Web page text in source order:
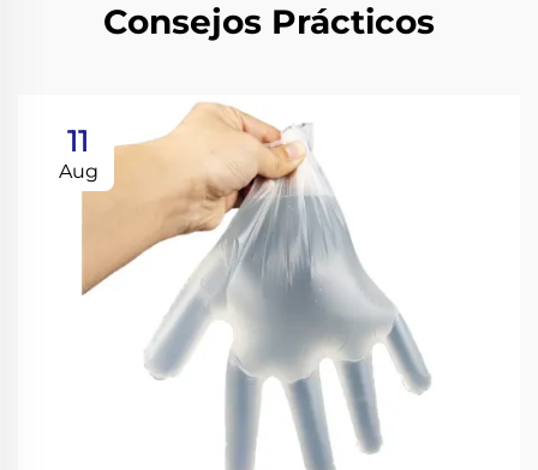
Consejos Prácticos
11
Aug